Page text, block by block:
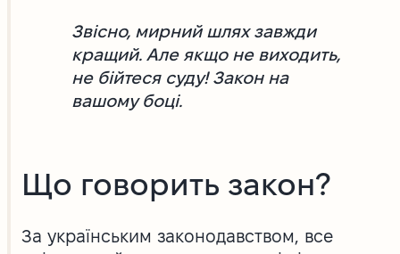
Звісно, мирний шлях завжди
кращий. Але якщо не виходить,
не бійтеся суду! Закон на
вашому боці.
Що говорить закон?
За українським законодавством, все